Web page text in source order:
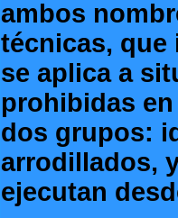
ambos
técnicas, que
se aplica a
prohibidas
dos grupos:
arrodillados,
ejecutan